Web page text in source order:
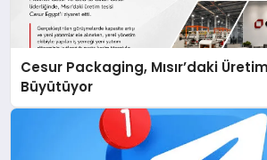
Cesur Packaging, Mısır’daki
Büyütüyor